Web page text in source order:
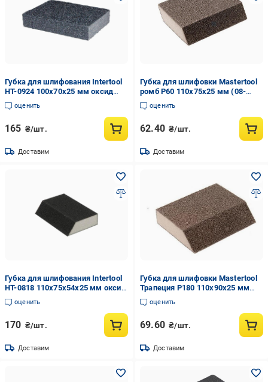
Губка для шлифования Intertool
HT-0924 100x70x25 мм оксид
алюминия К240 (127999)
оценить
165 ₴/шт.
Доставим
Губка для шлифовки Mastertool
ромб Р60 110x75x25 мм (08-
0506)
оценить
62.40 ₴/шт.
Доставим
Губка для шлифования Intertool
HT-0818 110x75x54x25 мм оксид
алюминия К180 (129849)
оценить
170 ₴/шт.
Доставим
Губка для шлифовки Mastertool
Трапеция Р180 110х90х25 мм
(08-0618)
оценить
69.60 ₴/шт.
Доставим